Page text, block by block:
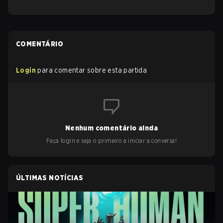
COMENTÁRIO
Login para comentar sobre esta partida
Nenhum comentário ainda
Faça login e seja o primeiro a iniciar a conversa!
ÚLTIMAS NOTÍCIAS